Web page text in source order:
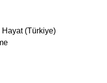
(Türkiye)